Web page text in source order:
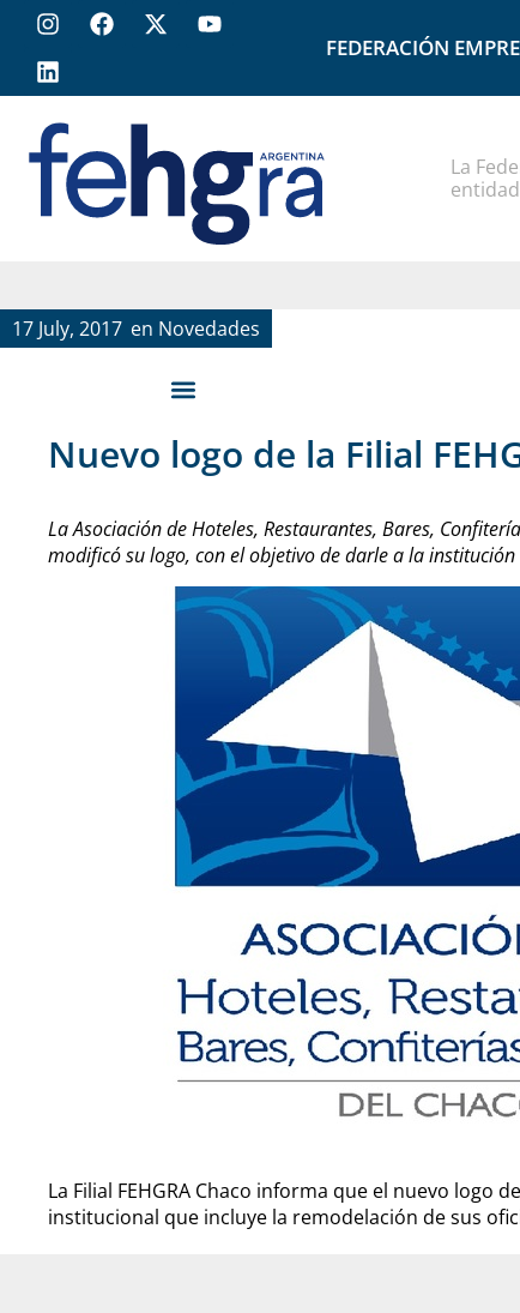
FEDERACIÓN
La
17 July, 2017 en Novedades
Nuevo logo de la Filial
La Asociación de Hoteles, Restaurantes, Bares,
modificó su logo, con el objetivo de darle a la
La Filial FEHGRA Chaco informa que el nuevo logo
institucional que incluye la remodelación de sus